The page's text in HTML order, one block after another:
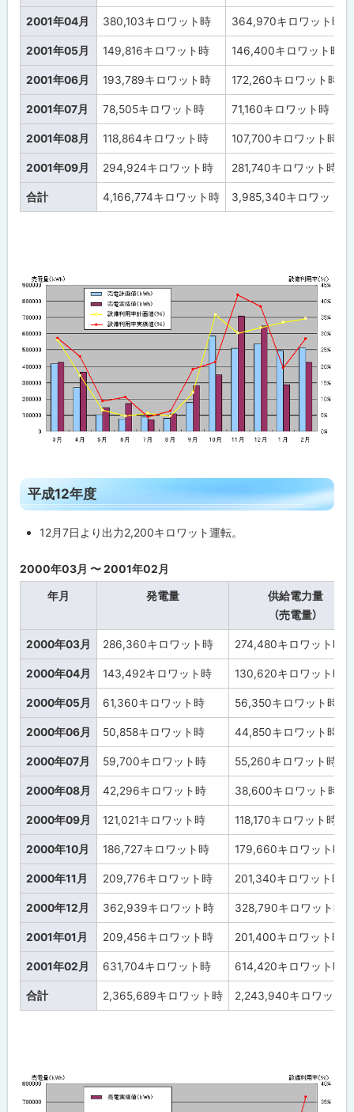
2001年04月 380,103キロワット時 364,970キロワット時
2001年05月 149,816キロワット時 146,400キロワット時
2001年06月 193,789キロワット時 172,260キロワット時
2001年07月 78,505キロワット時 71,160キロワット時
2001年08月 118,864キロワット時 107,700キロワット時
2001年09月 294,924キロワット時 281,740キロワット時
合計 4,166,774キロワット時 3,985,340キロワット時
ト
ッ
戻
平成12年度
12月7日より出力2,200キロワット運転。
2000年03月 〜 2001年02月
年月 発電量
供給電力量
（売電量）
2000年03月 286,360キロワット時 274,480キロワット時
2000年04月 143,492キロワット時 130,620キロワット時
2000年05月 61,360キロワット時 56,350キロワット時
2000年06月 50,858キロワット時 44,850キロワット時
2000年07月 59,700キロワット時 55,260キロワット時
2000年08月 42,296キロワット時 38,600キロワット時
2000年09月 121,021キロワット時 118,170キロワット時
2000年10月 186,727キロワット時 179,660キロワット時
2000年11月 209,776キロワット時 201,340キロワット時
2000年12月 362,939キロワット時 328,790キロワット時
2001年01月 209,456キロワット時 201,400キロワット時
2001年02月 631,704キロワット時 614,420キロワット時
合計 2,365,689キロワット時 2,243,940キロワット